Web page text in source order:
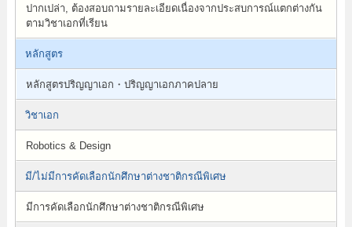
ปากเปล่า, ต้องสอบถามรายละเอียดเนื่องจากประสบการณ์แตกต่างกัน
ตามวิชาเอกที่เรียน
หลักสูตร
หลักสูตรปริญญาเอก・ปริญญาเอกภาคปลาย
วิชาเอก
Robotics & Design
มี/ไม่มีการคัดเลือกนักศึกษาต่างชาติกรณีพิเศษ
มีการคัดเลือกนักศึกษาต่างชาติกรณีพิเศษ